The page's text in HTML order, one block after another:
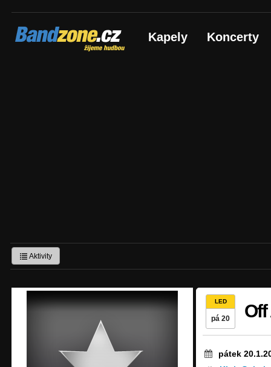
Bandzone.cz
žijeme hudbou Kapely Koncerty
Aktivity
LED
pá 20
pátek